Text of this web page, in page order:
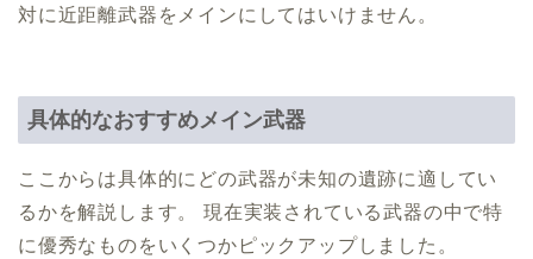
対に近距離武器をメインにしてはいけません。
具体的なおすすめメイン武器
ここからは具体的にどの武器が未知の遺跡に適してい
るかを解説します。 現在実装されている武器の中で特
に優秀なものをいくつかピックアップしました。